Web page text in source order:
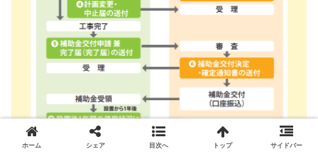
ホーム シェア 目次へ トップ サイドバー